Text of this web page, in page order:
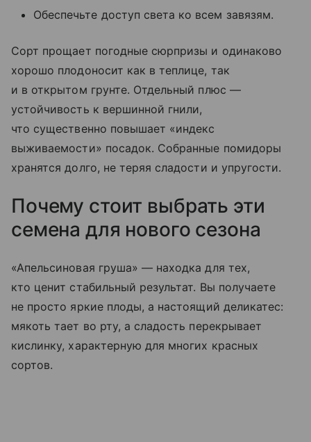
Обеспечьте доступ света ко всем завязям.
Сорт прощает погодные сюрпризы и одинаково
хорошо плодоносит как в теплице, так
и в открытом грунте. Отдельный плюс —
устойчивость к вершинной гнили,
что существенно повышает «индекс
выживаемости» посадок. Собранные помидоры
хранятся долго, не теряя сладости и упругости.
Почему стоит выбрать эти
семена для нового сезона
«Апельсиновая груша» — находка для тех,
кто ценит стабильный результат. Вы получаете
не просто яркие плоды, а настоящий деликатес:
мякоть тает во рту, а сладость перекрывает
кислинку, характерную для многих красных
сортов.